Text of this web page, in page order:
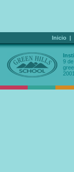
Inicio |
9